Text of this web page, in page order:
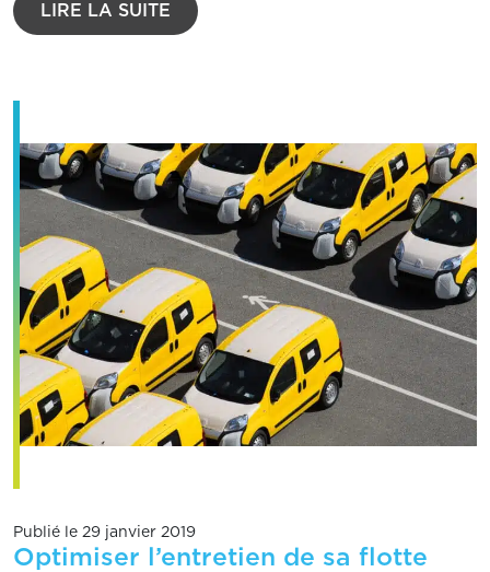
LIRE LA SUITE
Publié le 29 janvier 2019
Optimiser l’entretien de sa flotte